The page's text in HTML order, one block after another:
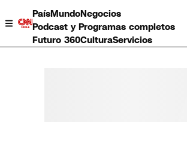
PaísMundoNegocios
Podcast y Programas completos
Futuro 360CulturaServicios